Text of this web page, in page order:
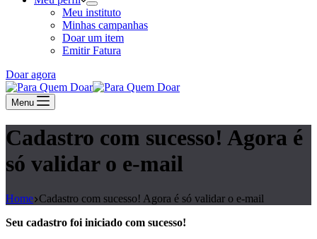
Meu instituto
Minhas campanhas
Doar um item
Emitir Fatura
Doar agora
Menu
Cadastro com sucesso! Agora é
só validar o e-mail
Home Cadastro com sucesso! Agora é só validar o e-mail
Seu cadastro foi iniciado com sucesso!